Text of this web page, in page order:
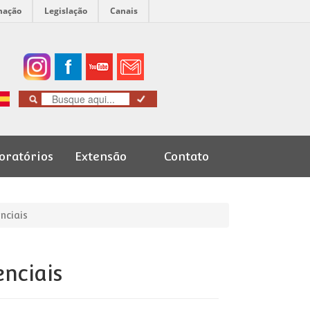
Legislação Canais
Extensão Contato